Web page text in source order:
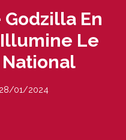
En
Le
28/01/2024